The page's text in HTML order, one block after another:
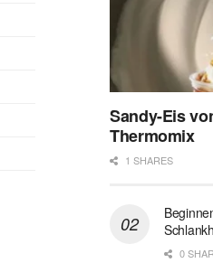
Sandy-Eis
Thermomix
1 SHARES
0